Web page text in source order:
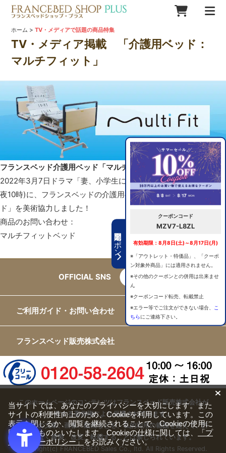
期間限定クーポン
クーポンコード
MZV7-L8ZL
有効期限：8月8日(土)～8月17日(月)
※「アウトレット・特価品」、「クーポ
ン対象外商品」には適用されません。
※その他のクーポンとの併用は出来ませ
ん
※クーポンコード転売、転載禁止
※エラー等でご注文ができない場合、
こ
ちらにご連絡下さい。
ホーム >TV・メディアで話題の商品特集
TV・メディア掲載 「介護用ベッド：
マルチフィット」
フランスベッド介護用ベッド「マルチフィットベッド」
2022年3月7日ドラマ「妻、小学生になる。」(TBSテレビ・金曜
夜10時)に、フランスベッドの介護用ベッド「マルチフィットベッ
ド」を美術協力しました！
商品のお問い合わせ：
マルチフィットベッド
OFFICIAL SNS
ご利用ガイド・お問い合わせ
フランスベッド販売株式会社
このホームページのコンテンツはフランスベッド販売株式会社が
有する著作権により保護されています。
すべての文章、画像、動画などを、私的利用の範囲を超えて、許
可なく複製、改変、転載することは禁じられています。
Copyright(c) FRANCEBED Sales Co., ltd. All Rights Reserved.
当サイトでは、あなたのプライバシーを大切にします。また
サイトの利便性向上のため、Cookieを利用しています。この
表示を閉じるか、閲覧を継続されることで、Cookieの使用に
同意するものといたします。Cookieの仕様に関しては、
「プ
ライバシーポリシー」をお読みください。